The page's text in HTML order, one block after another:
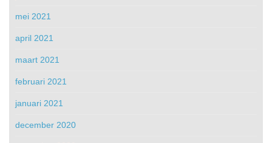
mei 2021
april 2021
maart 2021
februari 2021
januari 2021
december 2020